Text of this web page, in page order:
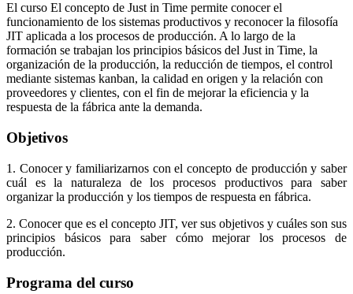
El curso El concepto de Just in Time permite conocer el
funcionamiento de los sistemas productivos y reconocer la filosofía
JIT aplicada a los procesos de producción. A lo largo de la
formación se trabajan los principios básicos del Just in Time, la
organización de la producción, la reducción de tiempos, el control
mediante sistemas kanban, la calidad en origen y la relación con
proveedores y clientes, con el fin de mejorar la eficiencia y la
respuesta de la fábrica ante la demanda.
Objetivos
1. Conocer y familiarizarnos con el concepto de producción y saber
cuál es la naturaleza de los procesos productivos para saber
organizar la producción y los tiempos de respuesta en fábrica.
2. Conocer que es el concepto JIT, ver sus objetivos y cuáles son sus
principios básicos para saber cómo mejorar los procesos de
producción.
Programa del curso